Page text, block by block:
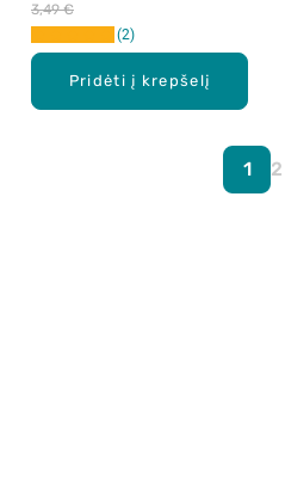
Pridėti į krepšelį
3,49 €
2
1 2